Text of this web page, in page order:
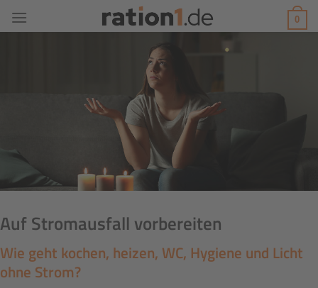
Inhalt
0
Auf Stromausfall vorbereiten
Wie geht kochen, heizen, WC, Hygiene und Licht
ohne Strom?